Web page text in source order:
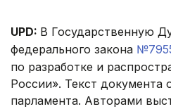
UPD: В Государственную
федерального закона
по разработке и
России». Текст документа
парламента. Авторами